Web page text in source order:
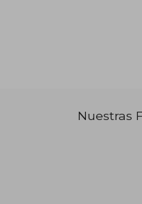
Nuestras